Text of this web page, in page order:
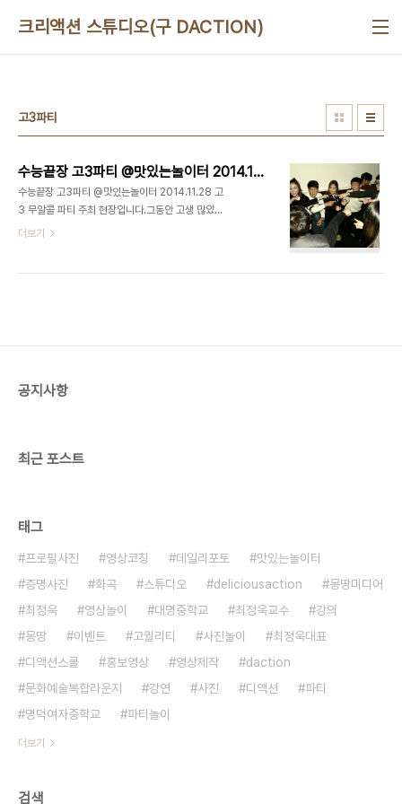
크리액션 스튜디오(구 DACTION)
고3파티
수능끝장 고3파티 @맛있는놀이터 2014.11.28
수능끝장 고3파티 @맛있는놀이터 2014.11.28 고
3 무알콜 파티 주최 현장입니다.그동안 고생 많았을
고3 수험생들에게 마음의 위안과 즐거움을 선사하고
티2nd 파티팀 강서구 No.1 유일한 하우스 파티 라
더보기
공지사항
최근 포스트
태그
프로필사진 영상코칭 데일리포토
맛있는놀이터
증명사진
화곡 스튜디오 deliciousaction
몽땅미디어
최정욱
영상놀이 대명중학교 최정욱교수
강의
몽땅
이벤트 고퀄리티 사진놀이
최정욱대표
디액션스쿨
홍보영상 영상제작
daction
문화예술복합라운지
강연 사진 디액션
파티
명덕여자중학교
파티놀이
더보기
검색